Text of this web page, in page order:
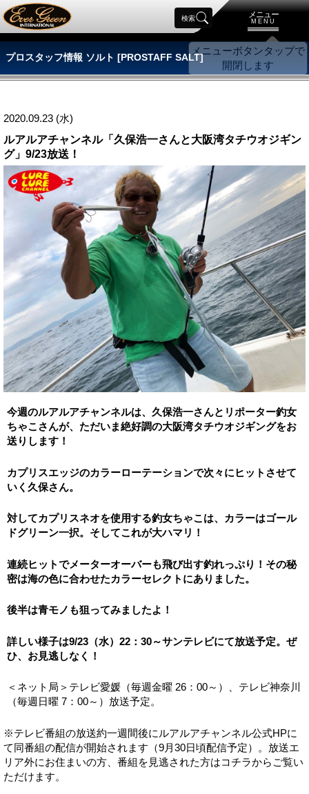
メニュー
MENU
検索
プロスタッフ情報 ソルト [PROSTAFF SALT]
2020.09.23 (水)
ルアルアチャンネル「久保浩一さんと大阪湾タチウオジギン
グ」9/23放送！
今週のルアルアチャンネルは、久保浩一さんとリポーター釣女
ちゃこさんが、ただいま絶好調の大阪湾タチウオジギングをお
送りします！
カプリスエッジのカラーローテーションで次々にヒットさせて
いく久保さん。
対してカプリスネオを使用する釣女ちゃこは、カラーはゴール
ドグリーン一択。そしてこれが大ハマリ！
連続ヒットでメーターオーバーも飛び出す釣れっぷり！その秘
密は海の色に合わせたカラーセレクトにありました。
後半は青モノも狙ってみましたよ！
詳しい様子は9/23（水）22：30～サンテレビにて放送予定。ぜ
ひ、お見逃しなく！
＜ネット局＞テレビ愛媛（毎週金曜 26：00～）、テレビ神奈川
（毎週日曜 7：00～）放送予定。
※テレビ番組の放送約一週間後にルアルアチャンネル公式HPに
て同番組の配信が開始されます（9月30日頃配信予定）。放送エ
リア外にお住まいの方、番組を見逃された方はコチラからご覧い
ただけます。